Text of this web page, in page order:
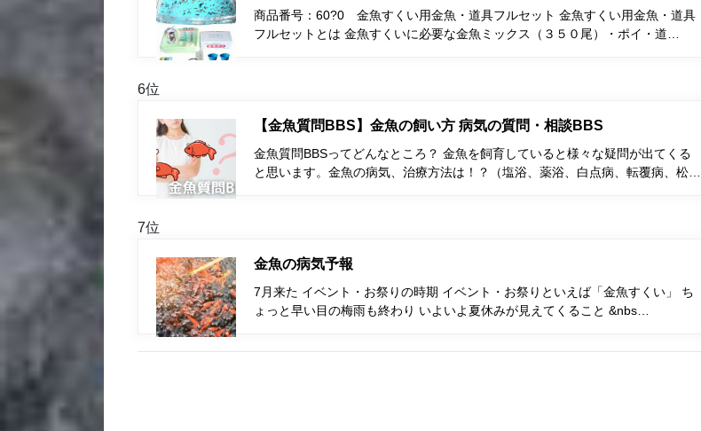
商品番号：60?0 金魚すくい用金魚・道具フルセット 金魚すくい用金魚・道具
フルセットとは 金魚すくいに必要な金魚ミックス（３５０尾）・ポイ・道…
6位
【金魚質問BBS】金魚の飼い方 病気の質問・相談BBS
金魚質問BBSってどんなところ？ 金魚を飼育していると様々な疑問が出てくる
と思います。金魚の病気、治療方法は！？（塩浴、薬浴、白点病、転覆病、松…
7位
金魚の病気予報
7月来た イベント・お祭りの時期 イベント・お祭りといえば「金魚すくい」 ち
ょっと早い目の梅雨も終わり いよいよ夏休みが見えてくること &nbs…